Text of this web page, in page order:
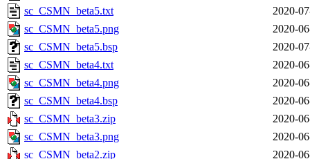
sc_CSMN_beta5.txt
2020-
sc_CSMN_beta5.png
2020-
sc_CSMN_beta5.bsp
2020-
sc_CSMN_beta4.txt
2020-
sc_CSMN_beta4.png
2020-
sc_CSMN_beta4.bsp
2020-
sc_CSMN_beta3.zip
2020-
sc_CSMN_beta3.png
2020-
sc_CSMN_beta2.zip
2020-